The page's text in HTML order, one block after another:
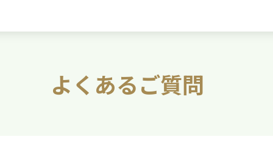
よくあるご質問